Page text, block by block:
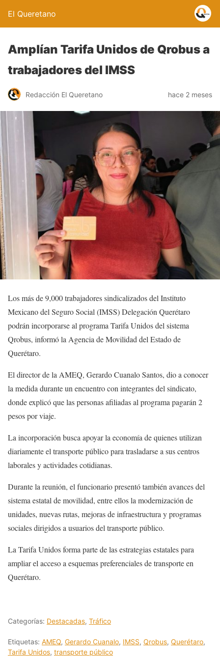
El Queretano
Amplían Tarifa Unidos de Qrobus a
trabajadores del IMSS
Redacción El Queretano hace 2 meses
Los más de 9,000 trabajadores sindicalizados del Instituto
Mexicano del Seguro Social (IMSS) Delegación Querétaro
podrán incorporarse al programa Tarifa Unidos del sistema
Qrobus, informó la Agencia de Movilidad del Estado de
Querétaro.
El director de la AMEQ, Gerardo Cuanalo Santos, dio a conocer
la medida durante un encuentro con integrantes del sindicato,
donde explicó que las personas afiliadas al programa pagarán 2
pesos por viaje.
La incorporación busca apoyar la economía de quienes utilizan
diariamente el transporte público para trasladarse a sus centros
laborales y actividades cotidianas.
Durante la reunión, el funcionario presentó también avances del
sistema estatal de movilidad, entre ellos la modernización de
unidades, nuevas rutas, mejoras de infraestructura y programas
sociales dirigidos a usuarios del transporte público.
La Tarifa Unidos forma parte de las estrategias estatales para
ampliar el acceso a esquemas preferenciales de transporte en
Querétaro.
Categorías: Destacadas, Tráfico
Etiquetas: AMEQ, Gerardo Cuanalo, IMSS, Qrobus, Querétaro,
Tarifa Unidos, transporte público